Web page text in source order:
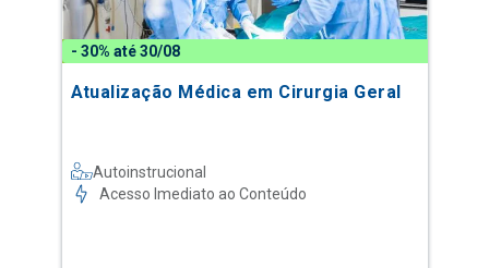
- 30% até 30/08
Atualização Médica em Cirurgia Geral
Autoinstrucional
Acesso Imediato ao Conteúdo